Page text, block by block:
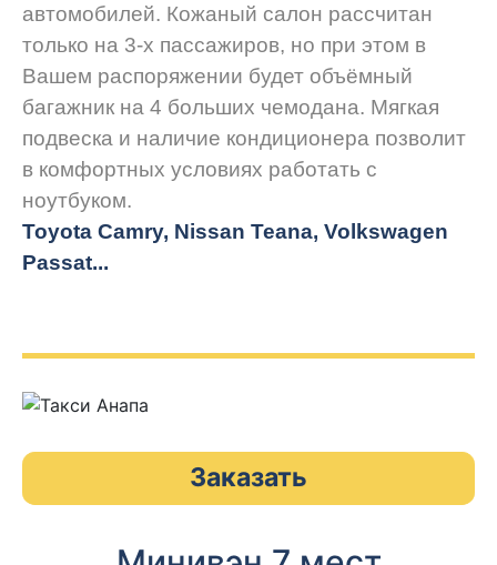
автомобилей. Кожаный салон рассчитан
только на 3-х пассажиров, но при этом в
Вашем распоряжении будет объёмный
багажник на 4 больших чемодана. Мягкая
подвеска и наличие кондиционера позволит
в комфортных условиях работать с
ноутбуком.
Toyota Camry, Nissan Teana, Volkswagen
Passat...
Заказать